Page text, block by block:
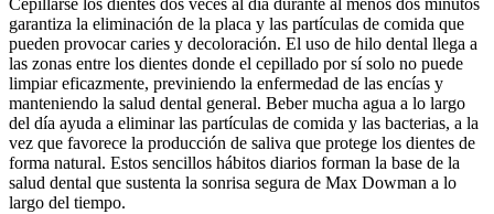
Cepillarse los dientes dos veces al día durante al menos dos minutos
garantiza la eliminación de la placa y las partículas de comida que
pueden provocar caries y decoloración. El uso de hilo dental llega a
las zonas entre los dientes donde el cepillado por sí solo no puede
limpiar eficazmente, previniendo la enfermedad de las encías y
manteniendo la salud dental general. Beber mucha agua a lo largo
del día ayuda a eliminar las partículas de comida y las bacterias, a la
vez que favorece la producción de saliva que protege los dientes de
forma natural. Estos sencillos hábitos diarios forman la base de la
salud dental que sustenta la sonrisa segura de Max Dowman a lo
largo del tiempo.